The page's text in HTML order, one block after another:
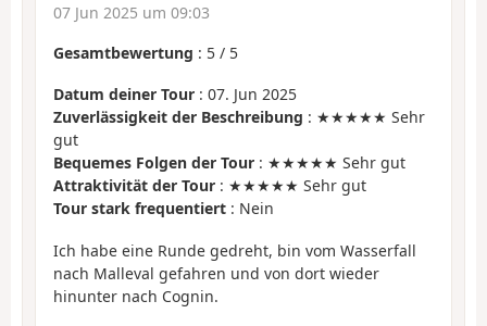
07 Jun 2025 um 09:03
Gesamtbewertung : 5 / 5
Datum deiner Tour : 07. Jun 2025
Zuverlässigkeit der Beschreibung : ★★★★★ Sehr
gut
Bequemes Folgen der Tour : ★★★★★ Sehr gut
Attraktivität der Tour : ★★★★★ Sehr gut
Tour stark frequentiert : Nein
Ich habe eine Runde gedreht, bin vom Wasserfall
nach Malleval gefahren und von dort wieder
hinunter nach Cognin.